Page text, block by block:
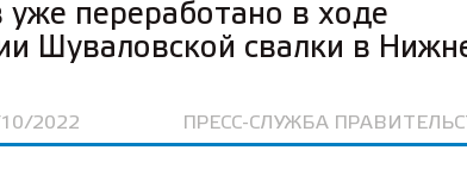
переработано в ходе
Шуваловской свалки в
2022 ПРЕСС-СЛУЖБА